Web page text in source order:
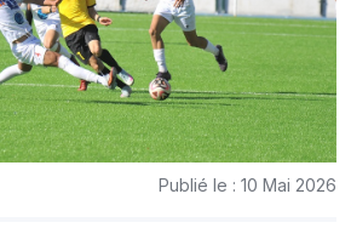
Publié le : 10 Mai 2026